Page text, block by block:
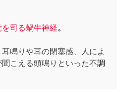
を司る蝸牛神経。
鳴りや耳の閉塞感、人によ
こえる頭鳴りといった不調